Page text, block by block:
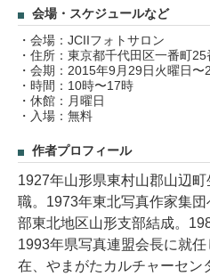
会場・スケジュールなど
・会場：JCIIフォトサロン
・住所：東京都千代田区一番町
・会期：2015年9月29日火曜日
・時間：10時〜17時
・休館：月曜日
・入場：無料
作者プロフィール
1927年山形県東村山郡山辺
職。1973年東北写真作家集
部東北地区山形支部結成。
1993年県写真連盟会長に就
在、やまがたカルチャーセン